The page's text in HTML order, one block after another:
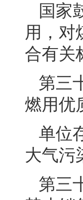
国家
用，对
合有关
第三
燃用优
单位
大气污
第三